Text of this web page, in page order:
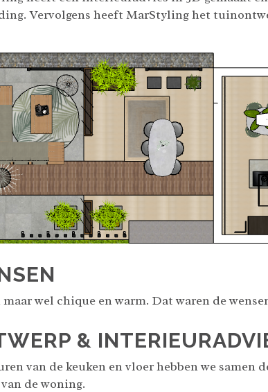
Vervolgens heeft MarStyling het
maar wel chique en warm. Dat waren de
&
van de keuken en vloer hebben we
de woning.